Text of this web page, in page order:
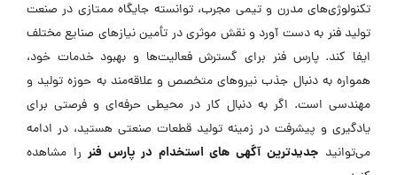
تکنولوژی‌های مدرن و تیمی مجرب، توانسته جایگاه ممتازی در صنعت
تولید فنر به دست آورد و نقش موثری در تأمین نیازهای صنایع مختلف
ایفا کند. پارس فنر برای گسترش فعالیت‌ها و بهبود خدمات خود،
همواره به دنبال جذب نیروهای متخصص و علاقه‌مند به حوزه تولید و
مهندسی است. اگر به دنبال کار در محیطی حرفه‌ای و فرصتی برای
یادگیری و پیشرفت در زمینه تولید قطعات صنعتی هستید، در ادامه
می‌توانید جدیدترین آگهی های استخدام در پارس فنررا مشاهده